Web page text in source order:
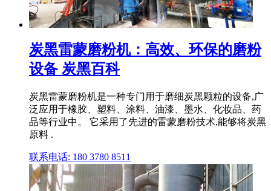
炭黑雷蒙磨粉机：高效、环保的磨粉
设备 炭黑百科
炭黑雷蒙磨粉机是一种专门用于磨细炭黑颗粒的设备,广
泛应用于橡胶、塑料、涂料、油漆、墨水、化妆品、药
品等行业中。 它采用了先进的雷蒙磨粉技术,能够将炭黑
原料 .
联系电话: 180 3780 8511